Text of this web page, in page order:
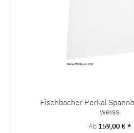
Fischbacher Perkal
weiss
Regulärer Preis:
Ab159,00 € *